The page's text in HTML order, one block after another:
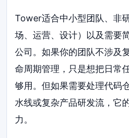
Tower适合中小型团队、非
场、运营、设计）以及需要
公司。如果你的团队不涉及
命周期管理，只是想把日常
够用。但如果需要处理代码
水线或复杂产品研发流，它
力。